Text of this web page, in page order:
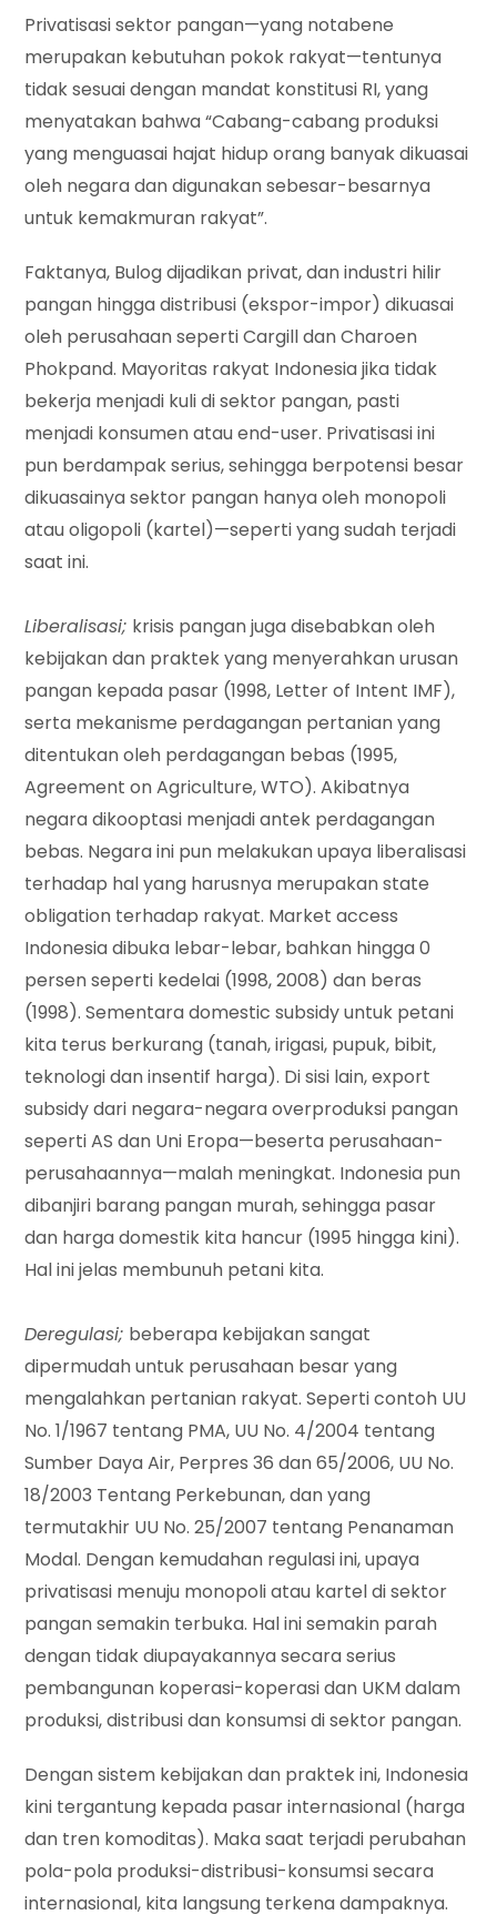
Privatisasi sektor pangan—yang notabene
merupakan kebutuhan pokok rakyat—tentunya
tidak sesuai dengan mandat konstitusi RI, yang
menyatakan bahwa “Cabang-cabang produksi
yang menguasai hajat hidup orang banyak dikuasai
oleh negara dan digunakan sebesar-besarnya
untuk kemakmuran rakyat”.
Faktanya, Bulog dijadikan privat, dan industri hilir
pangan hingga distribusi (ekspor-impor) dikuasai
oleh perusahaan seperti Cargill dan Charoen
Phokpand. Mayoritas rakyat Indonesia jika tidak
bekerja menjadi kuli di sektor pangan, pasti
menjadi konsumen atau end-user. Privatisasi ini
pun berdampak serius, sehingga berpotensi besar
dikuasainya sektor pangan hanya oleh monopoli
atau oligopoli (kartel)—seperti yang sudah terjadi
saat ini.
Liberalisasi; krisis pangan juga disebabkan oleh
kebijakan dan praktek yang menyerahkan urusan
pangan kepada pasar (1998, Letter of Intent IMF),
serta mekanisme perdagangan pertanian yang
ditentukan oleh perdagangan bebas (1995,
Agreement on Agriculture, WTO). Akibatnya
negara dikooptasi menjadi antek perdagangan
bebas. Negara ini pun melakukan upaya liberalisasi
terhadap hal yang harusnya merupakan state
obligation terhadap rakyat. Market access
Indonesia dibuka lebar-lebar, bahkan hingga 0
persen seperti kedelai (1998, 2008) dan beras
(1998). Sementara domestic subsidy untuk petani
kita terus berkurang (tanah, irigasi, pupuk, bibit,
teknologi dan insentif harga). Di sisi lain, export
subsidy dari negara-negara overproduksi pangan
seperti AS dan Uni Eropa—beserta perusahaan-
perusahaannya—malah meningkat. Indonesia pun
dibanjiri barang pangan murah, sehingga pasar
dan harga domestik kita hancur (1995 hingga kini).
Hal ini jelas membunuh petani kita.
Deregulasi; beberapa kebijakan sangat
dipermudah untuk perusahaan besar yang
mengalahkan pertanian rakyat. Seperti contoh UU
No. 1/1967 tentang PMA, UU No. 4/2004 tentang
Sumber Daya Air, Perpres 36 dan 65/2006, UU No.
18/2003 Tentang Perkebunan, dan yang
termutakhir UU No. 25/2007 tentang Penanaman
Modal. Dengan kemudahan regulasi ini, upaya
privatisasi menuju monopoli atau kartel di sektor
pangan semakin terbuka. Hal ini semakin parah
dengan tidak diupayakannya secara serius
pembangunan koperasi-koperasi dan UKM dalam
produksi, distribusi dan konsumsi di sektor pangan.
Dengan sistem kebijakan dan praktek ini, Indonesia
kini tergantung kepada pasar internasional (harga
dan tren komoditas). Maka saat terjadi perubahan
pola-pola produksi-distribusi-konsumsi secara
internasional, kita langsung terkena dampaknya.